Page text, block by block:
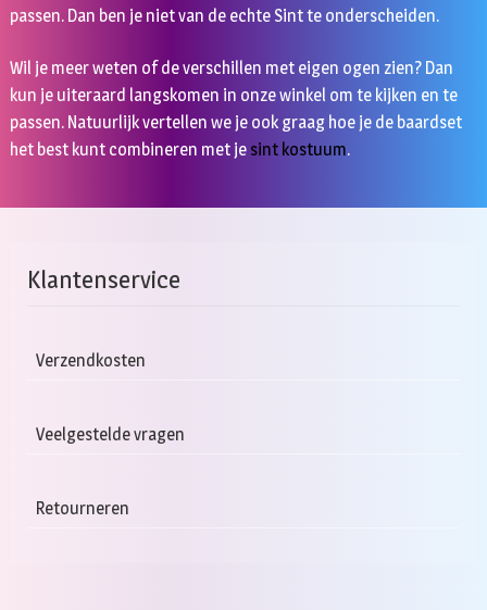
passen. Dan ben je niet van de echte Sint te onderscheiden.
Wil je meer weten of de verschillen met eigen ogen zien? Dan
kun je uiteraard langskomen in onze winkel om te kijken en te
passen. Natuurlijk vertellen we je ook graag hoe je de baardset
het best kunt combineren met je sint kostuum.
Klantenservice
Verzendkosten
Veelgestelde vragen
Retourneren